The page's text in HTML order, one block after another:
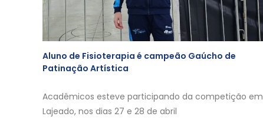
Aluno de Fisioterapia é campeão Gaúcho de
Patinação Artística
Acadêmicos esteve participando da competição em
Lajeado, nos dias 27 e 28 de abril